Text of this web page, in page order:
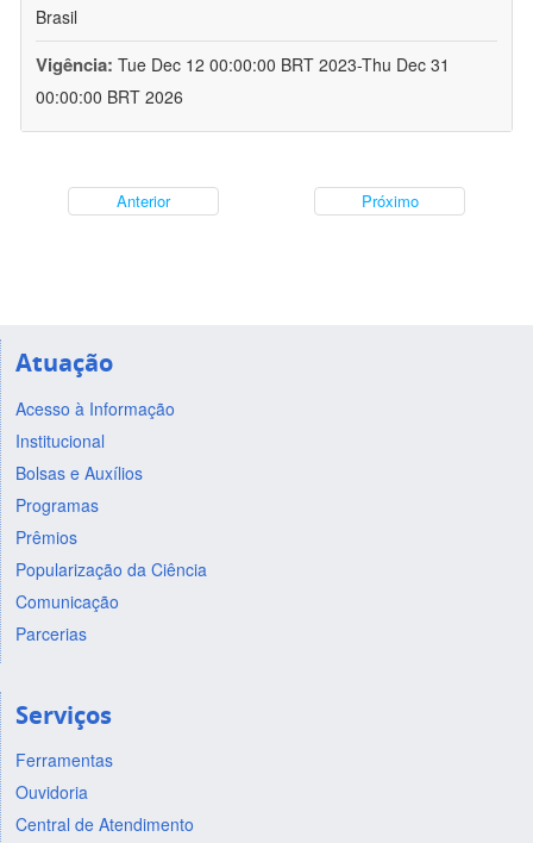
Brasil
Vigência: Tue Dec 12 00:00:00 BRT 2023-Thu Dec 31
00:00:00 BRT 2026
Anterior Próximo
Atuação
Acesso à Informação
Institucional
Bolsas e Auxílios
Programas
Prêmios
Popularização da Ciência
Comunicação
Parcerias
Serviços
Ferramentas
Ouvidoria
Central de Atendimento